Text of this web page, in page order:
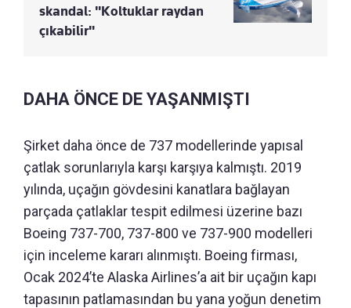
skandal: "Koltuklar raydan
çıkabilir"
DAHA ÖNCE DE YAŞANMIŞTI
Şirket daha önce de 737 modellerinde yapısal
çatlak sorunlarıyla karşı karşıya kalmıştı. 2019
yılında, uçağın gövdesini kanatlara bağlayan
parçada çatlaklar tespit edilmesi üzerine bazı
Boeing 737-700, 737-800 ve 737-900 modelleri
için inceleme kararı alınmıştı. Boeing firması,
Ocak 2024’te Alaska Airlines’a ait bir uçağın kapı
tapasının patlamasından bu yana yoğun denetim